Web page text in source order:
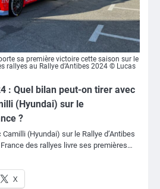
sa première victoire cette saison sur le
rallyes au Rallye d’Antibes 2024 © Lucas
: Quel bilan peut-on tirer avec
(Hyundai) sur le
?
(Hyundai) sur le Rallye d’Antibes
des rallyes livre ses premières…
X